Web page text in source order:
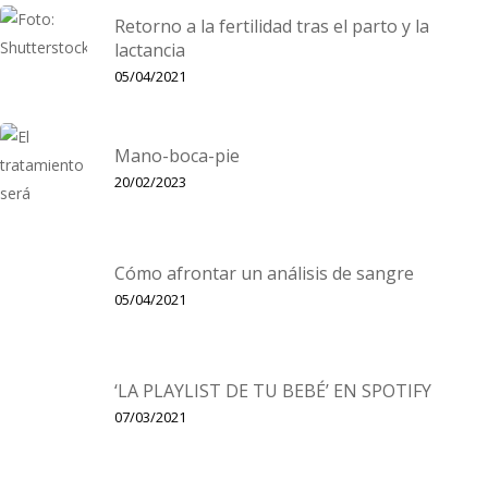
Retorno a la fertilidad tras el parto y la
lactancia
05/04/2021
Mano-boca-pie
20/02/2023
Cómo afrontar un análisis de sangre
05/04/2021
‘LA PLAYLIST DE TU BEBÉ’ EN SPOTIFY
07/03/2021